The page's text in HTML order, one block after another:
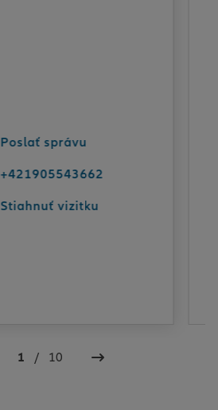
Poslať správu
+421905543662
Stiahnuť vizitku
1 / 10